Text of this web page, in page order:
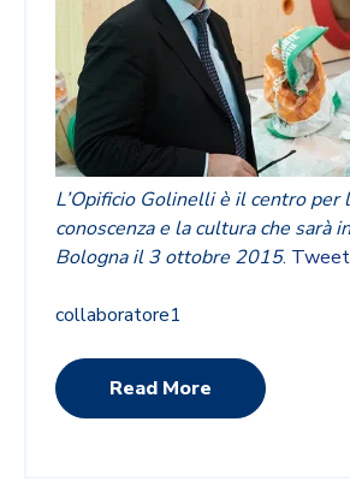
L’Opificio Golinelli è il centro per
conoscenza e la cultura che sarà
Bologna il 3 ottobre 2015.
collaboratore1
Read More